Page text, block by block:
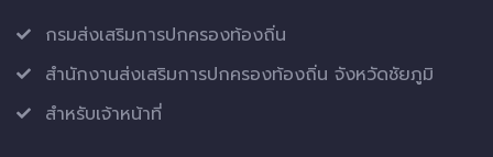
กรมส่งเสริมการปกครองท้องถิ่น
สำนักงานส่งเสริมการปกครองท้องถิ่น จังหวัดชัยภูมิ
สำหรับเจ้าหน้าที่